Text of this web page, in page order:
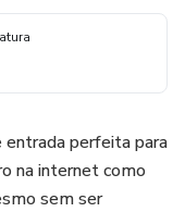
entrada perfeita para
na internet como
sem ser